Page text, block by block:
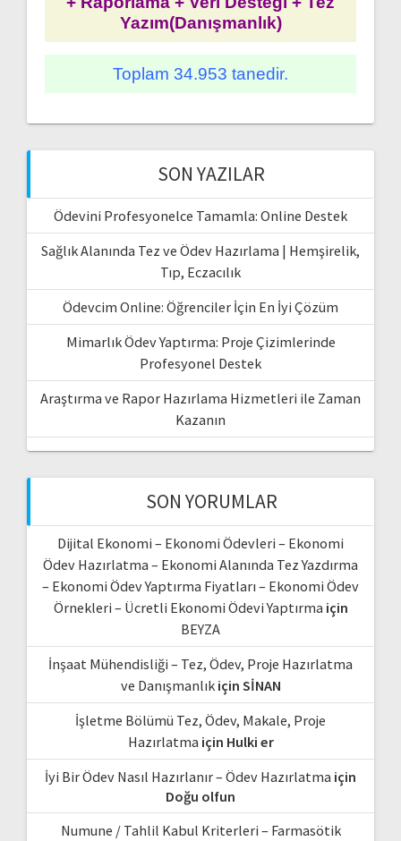
Yazım(Danışmanlık)
Toplam 34.953 tanedir.
SON YAZILAR
Ödevini Profesyonelce Tamamla: Online Destek
Sağlık Alanında Tez ve Ödev Hazırlama | Hemşirelik,
Tıp, Eczacılık
Ödevcim Online: Öğrenciler İçin En İyi Çözüm
Mimarlık Ödev Yaptırma: Proje Çizimlerinde
Profesyonel Destek
Araştırma ve Rapor Hazırlama Hizmetleri ile Zaman
Kazanın
SON YORUMLAR
Dijital Ekonomi – Ekonomi Ödevleri – Ekonomi
Ödev Hazırlatma – Ekonomi Alanında Tez Yazdırma
– Ekonomi Ödev Yaptırma Fiyatları – Ekonomi Ödev
Örnekleri – Ücretli Ekonomi Ödevi Yaptırma için
BEYZA
İnşaat Mühendisliği – Tez, Ödev, Proje Hazırlatma
ve Danışmanlıkiçin SİNAN
İşletme Bölümü Tez, Ödev, Makale, Proje
Hazırlatma için Hulki er
İyi Bir Ödev Nasıl Hazırlanır – Ödev Hazırlatma için
Doğu olfun
Numune / Tahlil Kabul Kriterleri – Farmasötik